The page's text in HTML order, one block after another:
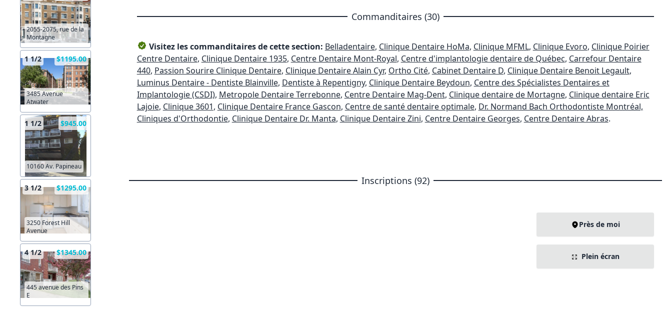
2055-2075, rue de la
Montagne
1 1/2 $1195.00
3485 Avenue
Atwater
1 1/2 $945.00
10160 Av. Papineau
3 1/2 $1295.00
3250 Forest Hill
Avenue
4 1/2 $1345.00
445 avenue des Pins
E
Commanditaires (30)
Visitez les commanditaires de cette section: Belladentaire, Clinique Dentaire HoMa, Clinique MFML, Clinique Evoro, Clinique Poirier
Centre Dentaire, Clinique Dentaire 1935, Centre Dentaire Mont-Royal, Centre d'implantologie dentaire de Québec, Carrefour Dentaire
440, Passion Sourire Clinique Dentaire, Clinique Dentaire Alain Cyr, Ortho Cité, Cabinet Dentaire D, Clinique Dentaire Benoit Legault,
Luminus Dentaire - Dentiste Blainville, Dentiste à Repentigny, Clinique Dentaire Beydoun, Centre des Spécialistes Dentaires et
Implantologie (CSDI), Metropole Dentaire Terrebonne, Centre Dentaire Mag-Dent, Clinique dentaire de Mortagne, Clinique dentaire Eric
Lajoie, Clinique 3601, Clinique Dentaire France Gascon, Centre de santé dentaire optimale, Dr. Normand Bach Orthodontiste Montréal,
Cliniques d'Orthodontie, Clinique Dentaire Dr. Manta, Clinique Dentaire Zini, Centre Dentaire Georges, Centre Dentaire Abras.
Inscriptions (92)
Près de moi
Plein écran